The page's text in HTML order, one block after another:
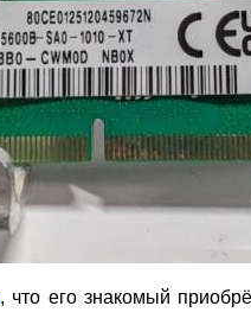
, что его знакомый